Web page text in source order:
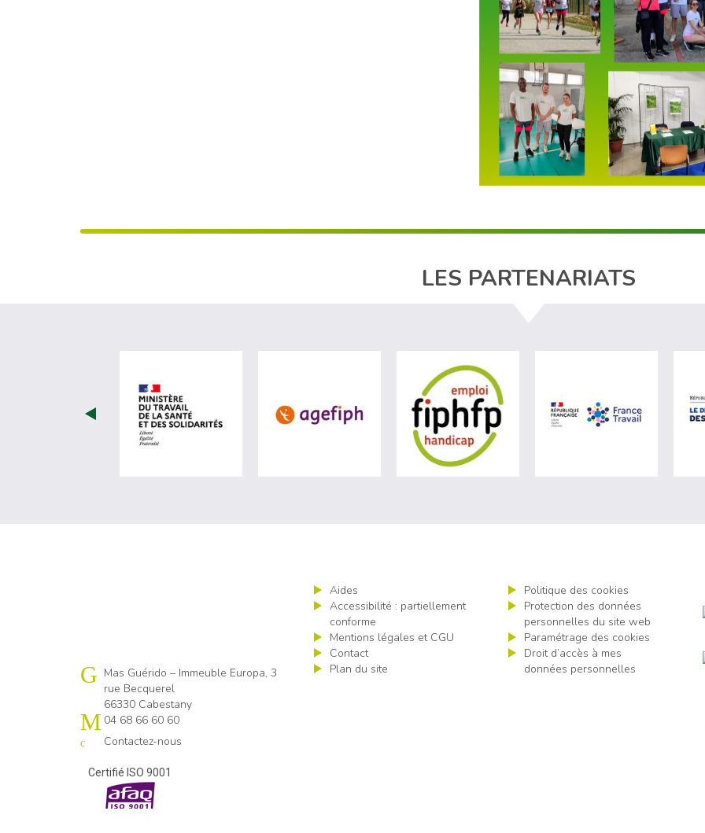
LES PARTENARIATS
visiter les site de Ministère du travail (nouvelle fenêtre)
visiter les site de Agefiph (nouvelle fenêtre)visiter les site de Fiphfp (nouvellevisiter les
Cap emploi 66
Mas Guérido – Immeuble Europa, 3
rue Becquerel
66330 Cabestany
04 68 66 60 60
Contactez-nous
Certifié ISO 9001
Aides
Accessibilité : partiellement
conforme
Mentions légales et CGU
Contact
Plan du site
Politique des cookies
Protection des données
personnelles du site web
Paramétrage des cookies
Droit d’accès à mes
données personnelles